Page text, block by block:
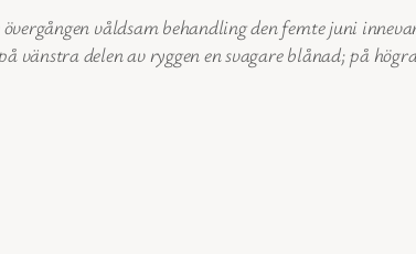
våldsam behandling den femte juni
vänstra delen av ryggen en svagare blånad; på